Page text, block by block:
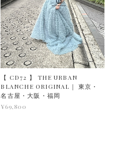
【 CD72 】 THE URBAN
BLANCHE ORIGINAL｜ 東京・
名古屋・大阪・福岡
¥69,800